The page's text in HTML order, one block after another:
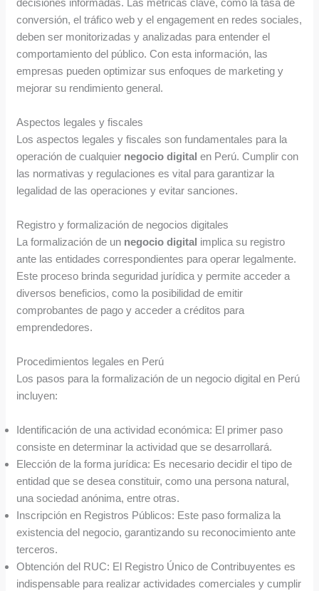
decisiones informadas. Las métricas clave, como la tasa de
conversión, el tráfico web y el engagement en redes sociales,
deben ser monitorizadas y analizadas para entender el
comportamiento del público. Con esta información, las
empresas pueden optimizar sus enfoques de marketing y
mejorar su rendimiento general.
Aspectos legales y fiscales
Los aspectos legales y fiscales son fundamentales para la
operación de cualquier negocio digital en Perú. Cumplir con
las normativas y regulaciones es vital para garantizar la
legalidad de las operaciones y evitar sanciones.
Registro y formalización de negocios digitales
La formalización de un negocio digital implica su registro
ante las entidades correspondientes para operar legalmente.
Este proceso brinda seguridad jurídica y permite acceder a
diversos beneficios, como la posibilidad de emitir
comprobantes de pago y acceder a créditos para
emprendedores.
Procedimientos legales en Perú
Los pasos para la formalización de un negocio digital en Perú
incluyen:
Identificación de una actividad económica: El primer paso
consiste en determinar la actividad que se desarrollará.
Elección de la forma jurídica: Es necesario decidir el tipo de
entidad que se desea constituir, como una persona natural,
una sociedad anónima, entre otras.
Inscripción en Registros Públicos: Este paso formaliza la
existencia del negocio, garantizando su reconocimiento ante
terceros.
Obtención del RUC: El Registro Único de Contribuyentes es
indispensable para realizar actividades comerciales y cumplir